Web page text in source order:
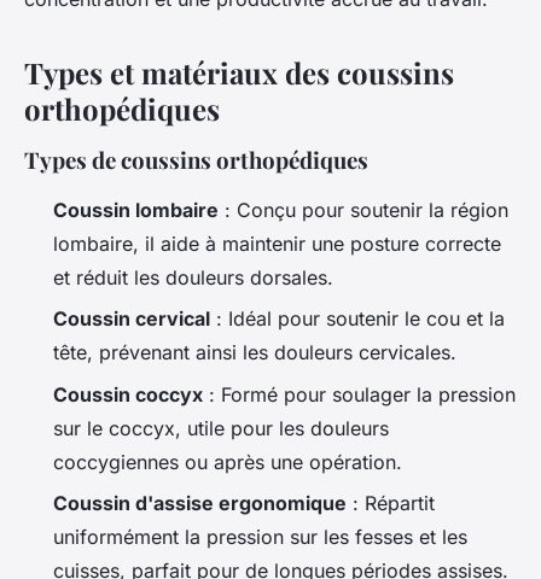
Types et matériaux des coussins
orthopédiques
Types de coussins orthopédiques
Coussin lombaire : Conçu pour soutenir la région
lombaire, il aide à maintenir une posture correcte
et réduit les douleurs dorsales.
Coussin cervical : Idéal pour soutenir le cou et la
tête, prévenant ainsi les douleurs cervicales.
Coussin coccyx : Formé pour soulager la pression
sur le coccyx, utile pour les douleurs
coccygiennes ou après une opération.
Coussin d'assise ergonomique : Répartit
uniformément la pression sur les fesses et les
cuisses, parfait pour de longues périodes assises.